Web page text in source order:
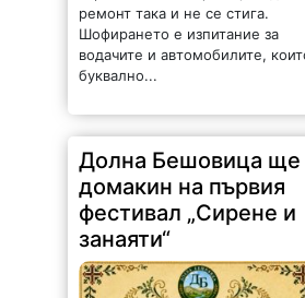
буквално...
домакин на първия
фестивал „Сирене и
занаяти“